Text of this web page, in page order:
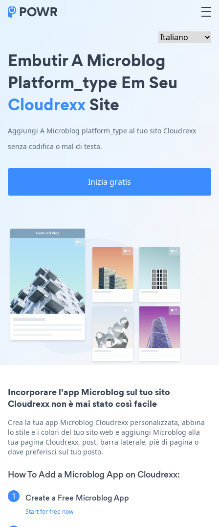
Embutir A Microblog
Platform_type Em Seu
CloudrexxSite
Aggiungi A Microblog platform_type al tuo sito Cloudrexx
senza codifica o mal di testa.
Inizia gratis
Incorporare l'app Microblog sul tuo sito
Cloudrexx non è mai stato così facile
Crea la tua app Microblog Cloudrexx personalizzata, abbina
lo stile e i colori del tuo sito web e aggiungi Microblog alla
tua pagina Cloudrexx, post, barra laterale, piè di pagina o
dove preferisci sul tuo posto.
How To Add a Microblog App on Cloudrexx:
Create a Free Microblog App
Start for free now